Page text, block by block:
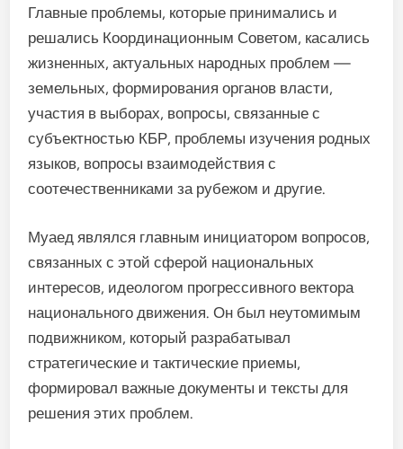
Главные проблемы, которые принимались и
решались Координационным Советом, касались
жизненных, актуальных народных проблем —
земельных, формирования органов власти,
участия в выборах, вопросы, связанные с
субъектностью КБР, проблемы изучения родных
языков, вопросы взаимодействия с
соотечественниками за рубежом и другие.
Муаед являлся главным инициатором вопросов,
связанных с этой сферой национальных
интересов, идеологом прогрессивного вектора
национального движения. Он был неутомимым
подвижником, который разрабатывал
стратегические и тактические приемы,
формировал важные документы и тексты для
решения этих проблем.